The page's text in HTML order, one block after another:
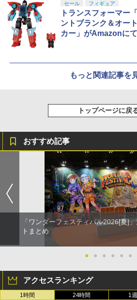
セール フィギュア
トランスフォーマー
ントブランク＆オー
カー」がAmazonに
もっと関連記事を
トップページに戻
おすすめ記事
「ワンダーフェスティバル2026[夏]
トまとめ
● ● ● ● ● ●
アクセスランキング
1時間 24時間 1